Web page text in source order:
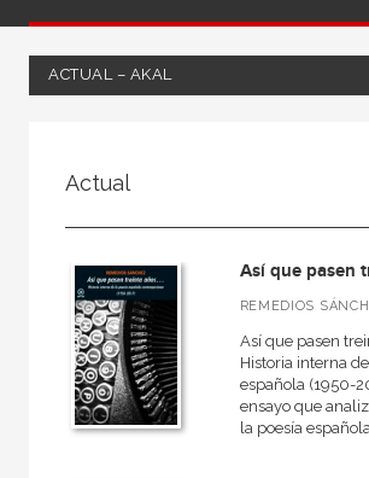
ACTUAL – AKAL
Ciencias humanas y sociales
Lengua y literatura
Actual
MATERIAS
Actual
Actual
Así que pasen
REMEDIOS
Así que pasen
Historia interna
española (1950-
ensayo que
la poesía